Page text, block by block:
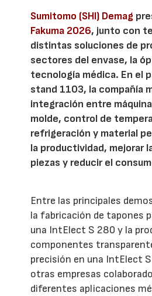
Sumitomo (SHI) Demag
Fakuma 2026, junto con
distintas soluciones de
sectores del envase, la
tecnología médica. En el
stand 1103, la compañía
integración entre
molde, control de
refrigeración y material
la productividad, mejorar
piezas y reducir el
Entre las principales
la fabricación de tapones
una IntElect S 280 y la
componentes
precisión en una IntElect S
otras empresas
diferentes aplicaciones